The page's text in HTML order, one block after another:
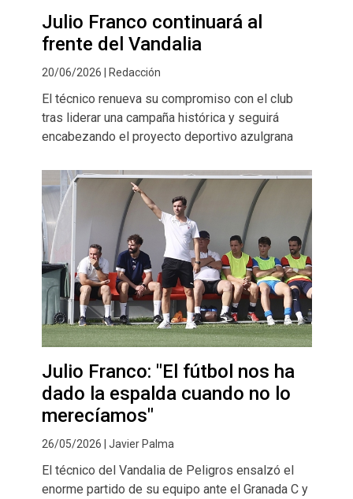
Julio Franco continuará al
frente del Vandalia
20/06/2026 | Redacción
El técnico renueva su compromiso con el club
tras liderar una campaña histórica y seguirá
encabezando el proyecto deportivo azulgrana
Julio Franco: "El fútbol nos ha
dado la espalda cuando no lo
merecíamos"
26/05/2026 | Javier Palma
El técnico del Vandalia de Peligros ensalzó el
enorme partido de su equipo ante el Granada C y